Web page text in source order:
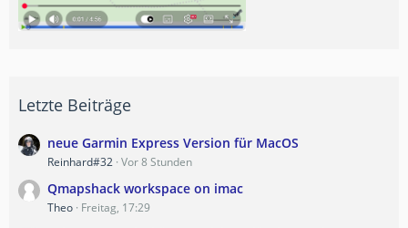
Letzte Beiträge
neue Garmin Express Version für MacOS
Reinhard#32 Vor 8 Stunden
Qmapshack workspace on imac
Theo Freitag, 17:29